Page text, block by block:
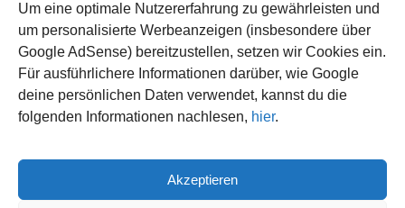
Um eine optimale Nutzererfahrung zu gewährleisten und
um personalisierte Werbeanzeigen (insbesondere über
Google AdSense) bereitzustellen, setzen wir Cookies ein.
Für ausführlichere Informationen darüber, wie Google
deine persönlichen Daten verwendet, kannst du die
folgenden Informationen nachlesen, hier.
Akzeptieren
Funktionsweise, Prozesse
und Rankinglogik
Computer
Wieso habe ich im moment
kein Internet?
© 2026 WISSEN123.DE
IMPRESSUM